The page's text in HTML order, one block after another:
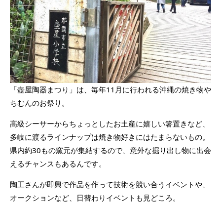
「壺屋陶器まつり」は、毎年11月に行われる沖縄の焼き物や
ちむんのお祭り。
高級シーサーからちょっとしたお土産に嬉しい箸置きなど、
多岐に渡るラインナップは焼き物好きにはたまらないもの。
県内約30もの窯元が集結するので、意外な掘り出し物に出会
えるチャンスもあるんです。
陶工さんが即興で作品を作って技術を競い合うイベントや、
オークションなど、日替わりイベントも見どころ。